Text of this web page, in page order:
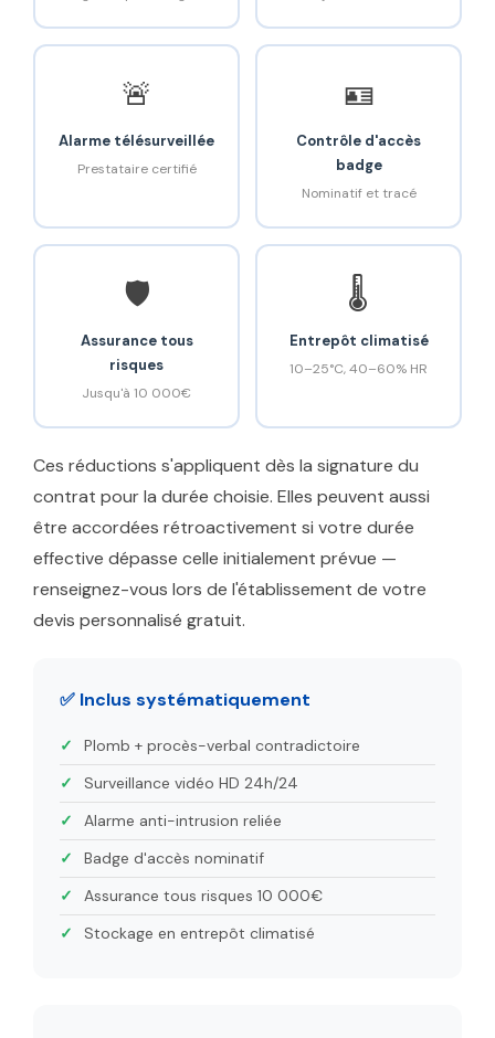
🚨
Alarme télésurveillée
Prestataire certifié
🪪
Contrôle d'accès
badge
Nominatif et tracé
🛡️
Assurance tous
risques
Jusqu'à 10 000€
🌡️
Entrepôt climatisé
10–25°C, 40–60% HR
Ces réductions s'appliquent dès la signature du
contrat pour la durée choisie. Elles peuvent aussi
être accordées rétroactivement si votre durée
effective dépasse celle initialement prévue —
renseignez-vous lors de l'établissement de votre
devis personnalisé gratuit.
✅ Inclus systématiquement
Plomb + procès-verbal contradictoire
Surveillance vidéo HD 24h/24
Alarme anti-intrusion reliée
Badge d'accès nominatif
Assurance tous risques 10 000€
Stockage en entrepôt climatisé